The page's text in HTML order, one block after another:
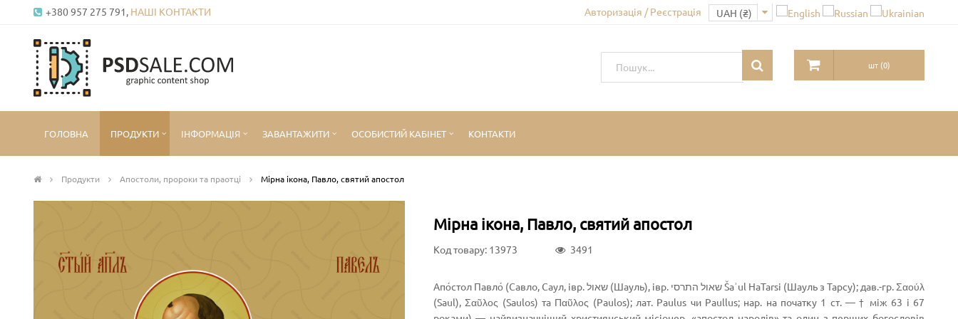
+380 957 275 791, НАШІ КОНТАКТИ Авторизація / Реєстрація
шт(0)
ГОЛОВНА ПРОДУКТИ ІНФОРМАЦІЯ ЗАВАНТАЖИТИ ОСОБИСТИЙ КАБІНЕТ КОНТАКТИ
Продукти Апостоли, пророки та праотці Мірна ікона, Павло, святий апостол
Мірна ікона, Павло, святий апостол
Код товару: 13973 3491
Апо́стол Павло́ (Савло, Саул, івр. שאול‎ (Шауль), івр. שאול התרסי‎ Šaʾul HaTarsi (Шауль з Тарсу); дав.-гр. Σαούλ
(Saul), Σαῦλος (Saulos) та Παῦλος (Paulos); лат. Paulus чи Paullus; нар. на початку 1 ст. — † між 63 і 67